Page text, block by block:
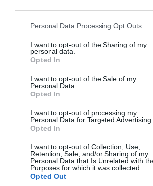
Please note that this website/app uses one
not limited to your visit or usage behaviour.
grant or deny consent to Google and its
use your data for below specified purposes
consent section.
Personal Data Processing Opt Outs
I want to opt-out of the Sharing of my
personal data.
Opted In
I want to opt-out of the Sale of my
Personal Data.
Opted In
I want to opt-out of processing my
Personal Data for Targeted Advertising.
Opted In
I want to opt-out of Collection, Use,
Retention, Sale, and/or Sharing of my
Personal Data that Is Unrelated with
Purposes for which it was collected.
Opted Out
PRONEWS.GR /ΚΟΙΝΩΝΙΑ
Ο τουρισμός έφερε και…
Ζάκυνθο: 8 μέσα σε 20 ημέρες
06.08.2026 | 18:50